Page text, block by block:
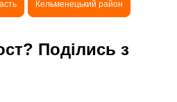
Кельменецький район
Поділись з